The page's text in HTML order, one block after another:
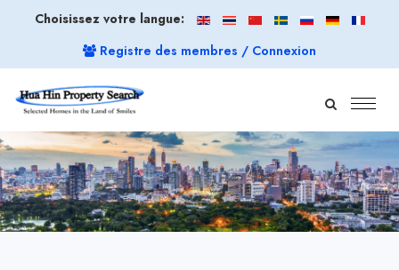
Choisissez votre langue:
Registre des membres / Connexion